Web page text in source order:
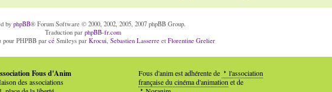
by phpBB® Forum Software © 2000, 2002, 2005, 2007 phpBB Group.
Traduction parphpBB-fr.com
pour PHPBB parcé Smileys parKrocui ,Sebastien Lasserre etFlorentine Grelier
Fous d'Anim
des associations
Fous d'anim est adhérente de
l'association
française du cinéma d'animationet de